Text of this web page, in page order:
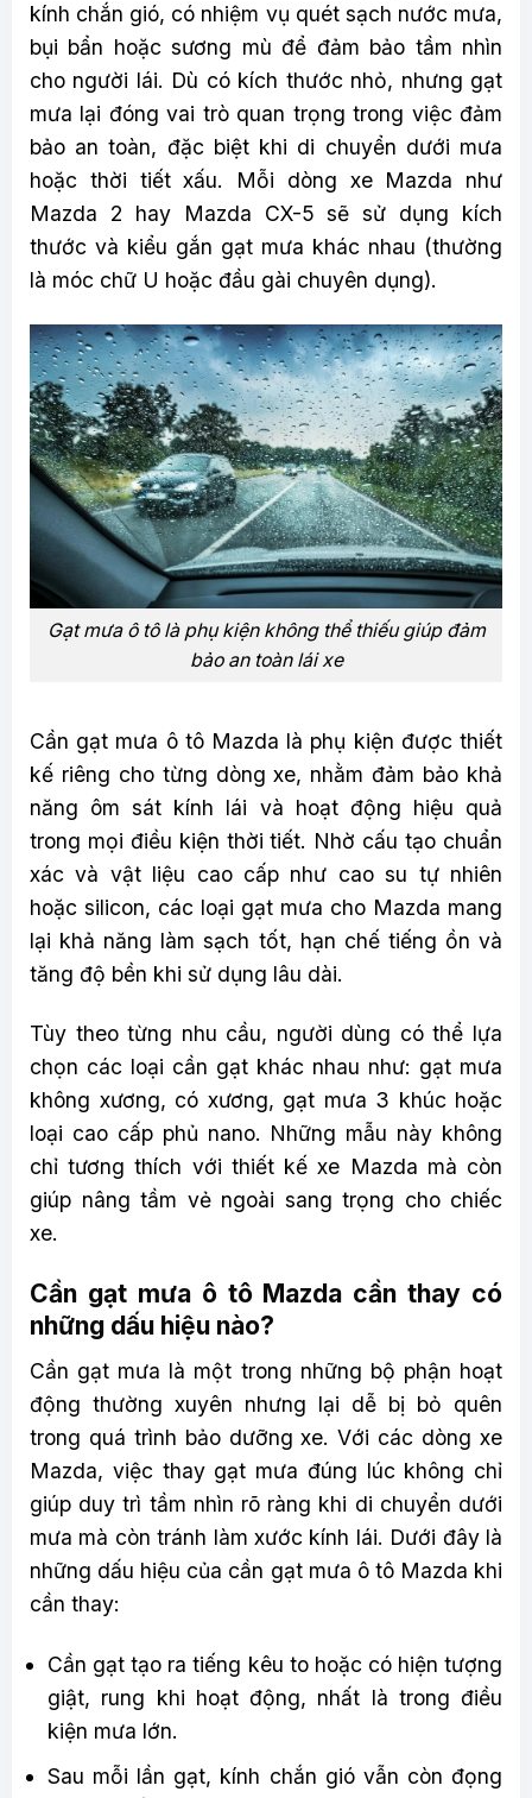
kính chắn gió, có nhiệm vụ quét sạch nước mưa,
bụi bẩn hoặc sương mù để đảm bảo tầm nhìn
cho người lái. Dù có kích thước nhỏ, nhưng gạt
mưa lại đóng vai trò quan trọng trong việc đảm
bảo an toàn, đặc biệt khi di chuyển dưới mưa
hoặc thời tiết xấu. Mỗi dòng xe Mazda như
Mazda 2 hay Mazda CX-5 sẽ sử dụng kích
thước và kiểu gắn gạt mưa khác nhau (thường
là móc chữ U hoặc đầu gài chuyên dụng).
Gạt mưa ô tô là phụ kiện không thể thiếu giúp đảm
bảo an toàn lái xe
Cần gạt mưa ô tô Mazda là phụ kiện được thiết
kế riêng cho từng dòng xe, nhằm đảm bảo khả
năng ôm sát kính lái và hoạt động hiệu quả
trong mọi điều kiện thời tiết. Nhờ cấu tạo chuẩn
xác và vật liệu cao cấp như cao su tự nhiên
hoặc silicon, các loại gạt mưa cho Mazda mang
lại khả năng làm sạch tốt, hạn chế tiếng ồn và
tăng độ bền khi sử dụng lâu dài.
Tùy theo từng nhu cầu, người dùng có thể lựa
chọn các loại cần gạt khác nhau như: gạt mưa
không xương, có xương, gạt mưa 3 khúc hoặc
loại cao cấp phủ nano. Những mẫu này không
chỉ tương thích với thiết kế xe Mazda mà còn
giúp nâng tầm vẻ ngoài sang trọng cho chiếc
xe.
Cần gạt mưa ô tô Mazda cần thay có
những dấu hiệu nào?
Cần gạt mưa là một trong những bộ phận hoạt
động thường xuyên nhưng lại dễ bị bỏ quên
trong quá trình bảo dưỡng xe. Với các dòng xe
Mazda, việc thay gạt mưa đúng lúc không chỉ
giúp duy trì tầm nhìn rõ ràng khi di chuyển dưới
mưa mà còn tránh làm xước kính lái. Dưới đây là
những dấu hiệu của cần gạt mưa ô tô Mazda khi
cần thay:
Cần gạt tạo ra tiếng kêu to hoặc có hiện tượng
giật, rung khi hoạt động, nhất là trong điều
kiện mưa lớn.
Sau mỗi lần gạt, kính chắn gió vẫn còn đọng